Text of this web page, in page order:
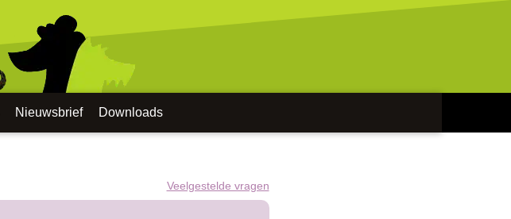
Nieuwsbrief Downloads
Veelgestelde vragen